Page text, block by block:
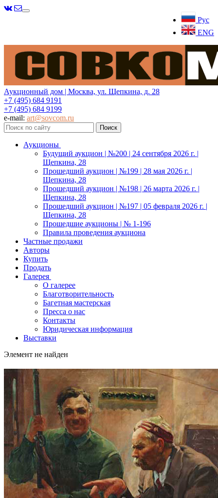
Рус
ENG
Меню
Аукционный дом | Москва, ул. Щепкина, д. 28
+7 (495) 684 9191
+7 (495) 684 9199
e-mail: art@sovcom.ru
Аукционы
Будущий аукцион | №200 | 24 сентября 2026 г. |
Щепкина, 28
Прошедший аукцион | №199 | 28 мая 2026 г. |
Щепкина, 28
Прошедший аукцион | №198 | 26 марта 2026 г. |
Щепкина, 28
Прошедший аукцион | №197 | 05 февраля 2026 г. |
Щепкина, 28
Прошедшие аукционы | № 1-196
Правила проведения аукциона
Частные продажи
Авторы
Купить
Продать
Галерея
О галерее
Благотворительность
Багетная мастерская
Пресса о нас
Контакты
Юридическая информация
Выставки
Элемент не найден